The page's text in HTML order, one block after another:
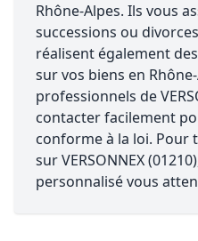
Rhône-Alpes. Ils vous
successions ou
réalisent également
sur vos biens en
professionnels de
contacter facilement
conforme à la loi.
sur VERSONNEX
personnalisé vous